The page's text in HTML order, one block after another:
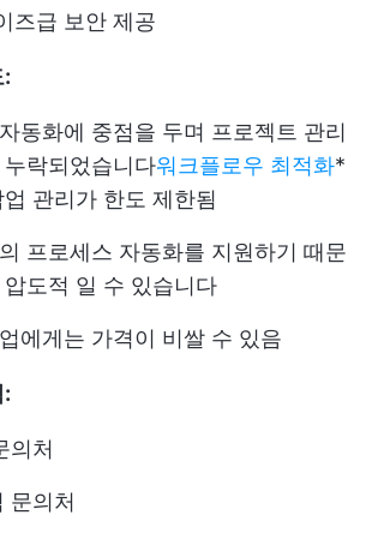
즈급 보안 제공
동화에 중점을 두며 프로젝트 관리
락되었습니다워크플로우 최적화*
관리가 한도 제한됨
프로세스 자동화를 지원하기 때문
도적 일 수 있습니다
에게는 가격이 비쌀 수 있음
의처
문의처